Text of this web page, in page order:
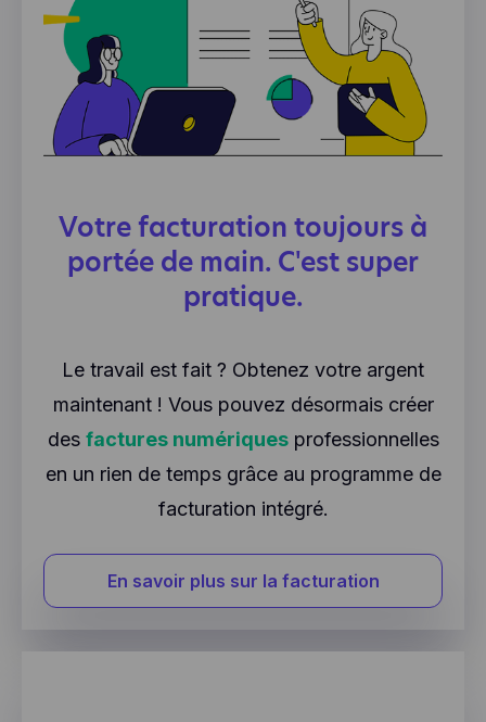
Votre facturation toujours à
portée de main. C'est super
pratique.
Le travail est fait ? Obtenez votre argent
maintenant ! Vous pouvez désormais créer
des factures numériquesprofessionnelles
en un rien de temps grâce au programme de
facturation intégré.
En savoir plus sur la facturation